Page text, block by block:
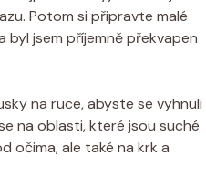
Potom si připravte malé
byl jsem příjemně překvapen
na ruce, abyste se vyhnuli
na oblasti, které jsou suché
očima, ale také na krk a